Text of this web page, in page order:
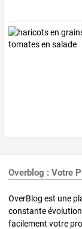
Overblog : Votre
OverBlog est une
constante
facilement votre